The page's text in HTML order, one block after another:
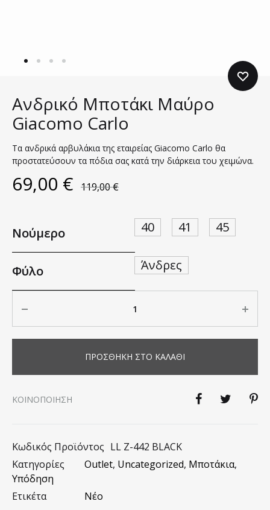
Ανδρικό Μποτάκι Μαύρο
Giacomo Carlo
Τα ανδρικά αρβυλάκια της εταιρείας Giacomo Carlo θα
προστατεύσουν τα πόδια σας κατά την διάρκεια του χειμώνα.
69,00 € 119,00€
Νούμερο 40 41 45
Φύλο Άνδρες
ΠΡΟΣΘΉΚΗ ΣΤΟ ΚΑΛΆΘΙ
KΟΙΝΟΠΟΊΗΣΗ
Κωδικός Προϊόντος LL Z-442 BLACK
Κατηγορίες
Outlet, Uncategorized, Μποτάκια,
Υπόδηση
Ετικέτα
Νέο